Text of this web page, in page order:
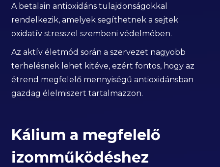
A betalain antioxidáns tulajdonságokkal
rendelkezik, amelyek segíthetnek a sejtek
oxidatív stresszel szembeni védelmében.
Az aktív életmód során a szervezet nagyobb
terhelésnek lehet kitéve, ezért fontos, hogy az
étrend megfelelő mennyiségű antioxidánsban
gazdag élelmiszert tartalmazzon.
Kálium a megfelelő
izomműködéshez